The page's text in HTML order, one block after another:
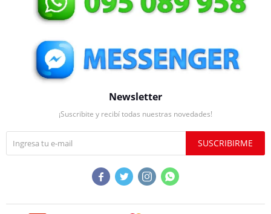
Newsletter
¡Suscribite y recibí todas nuestras novedades!
SUSCRIBIRME
   